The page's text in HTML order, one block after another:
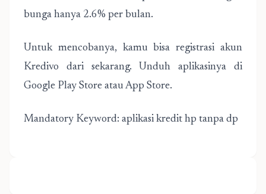
bunga hanya 2.6% per bulan.
Untuk mencobanya, kamu bisa registrasi akun
Kredivo dari sekarang. Unduh aplikasinya di
Google Play Store atau App Store.
Mandatory Keyword: aplikasi kredit hp tanpa dp